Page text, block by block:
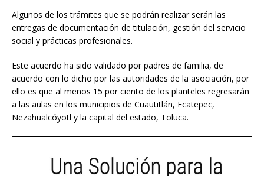
Algunos de los trámites que se podrán realizar serán las
entregas de documentación de titulación, gestión del servicio
social y prácticas profesionales.
Este acuerdo ha sido validado por padres de familia, de
acuerdo con lo dicho por las autoridades de la asociación, por
ello es que al menos 15 por ciento de los planteles regresarán
a las aulas en los municipios de Cuautitlán, Ecatepec,
Nezahualcóyotl y la capital del estado, Toluca.